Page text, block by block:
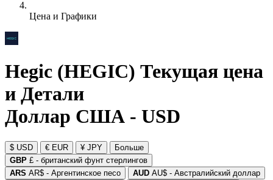
Цена и Графики
Hegic (HEGIC) Текущая цена
и Детали
Доллар США - USD
$ USD € EUR ¥ JPY
Больше
GBP £ - британский фунт стерлингов
ARS AR$ - Аргентинское песо AUD AU$ - Австралийский доллар